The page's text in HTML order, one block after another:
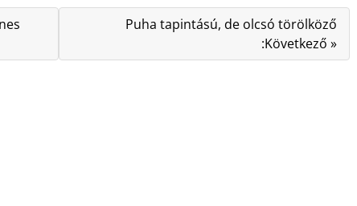
Puha tapintású, de olcsó törölköző
:Következő »